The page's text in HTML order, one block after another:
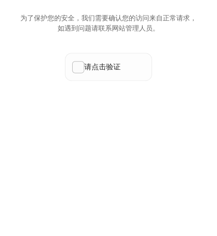
为了保护您的安全，我们需要确认您的访问来自正常请求，
如遇到问题请联系网站管理人员。